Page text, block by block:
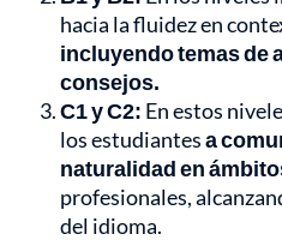
hacia la fluidez en
incluyendo temas de
consejos.
C1 y C2: En estos
los estudiantesa
naturalidad en
profesionales,
del idioma.